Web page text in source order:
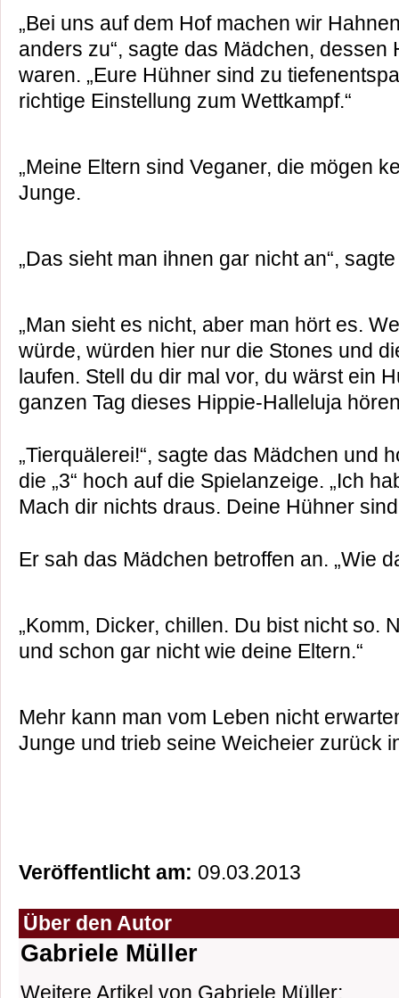
„Bei uns auf dem Hof machen wir
anders zu“, sagte das Mädchen, dessen
waren. „Eure Hühner sind zu
richtige Einstellung zum Wettkampf.“
„Meine Eltern sind Veganer, die mögen
Junge.
„Das sieht man ihnen gar nicht an“,
„Man sieht es nicht, aber man hört es.
würde, würden hier nur die Stones und
laufen. Stell du dir mal vor, du wärst ein
ganzen Tag dieses Hippie-Halleluja
„Tierquälerei!“, sagte das Mädchen und
die „3“ hoch auf die Spielanzeige. „Ich
Mach dir nichts draus. Deine Hühner
Er sah das Mädchen betroffen an. „Wie
„Komm, Dicker, chillen. Du bist nicht so.
und schon gar nicht wie deine Eltern.“
Mehr kann man vom Leben nicht
Junge und trieb seine Weicheier zurück
Veröffentlicht am: 09.03.2013
Über den Autor
Gabriele Müller
Weitere Artikel von Gabriele Müller: